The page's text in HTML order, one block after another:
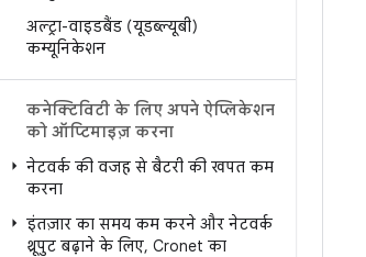
अल्ट्रा-वाइडबैंड (यूडब्ल्यूबी)
कम्यूनिकेशन
कनेक्टिविटी के लिए अपने ऐप्लिकेशन
को ऑप्टिमाइज़ करना
नेटवर्क की वजह से बैटरी की खपत कम
करना
इंतज़ार का समय कम करने और नेटवर्क
थ्रूपुट बढ़ाने के लिए, Cronet का